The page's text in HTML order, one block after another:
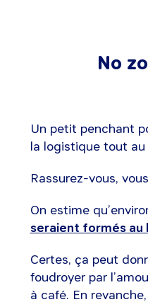
No
Un petit penchant
la logistique tout au
Rassurez-vous,
On estime
seraient formés au
Certes, ça peut
foudroyer par
à café. En